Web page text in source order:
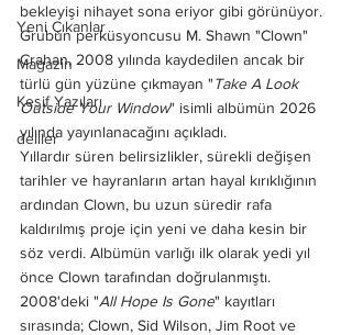
Yeni Çıkanlar
Magazin
Keşif Yazıları
deliler
bekleyişi nihayet sona eriyor gibi görünüyor.
Grubun perküsyoncusu M. Shawn "Clown"
Crahan, 2008 yılında kaydedilen ancak bir
türlü gün yüzüne çıkmayan "Take A Look
Outside Your Window" isimli albümün 2026
yılında yayınlanacağını açıkladı.
Yıllardır süren belirsizlikler, sürekli değişen
tarihler ve hayranların artan hayal kırıklığının
ardından Clown, bu uzun süredir rafa
kaldırılmış proje için yeni ve daha kesin bir
söz verdi. Albümün varlığı ilk olarak yedi yıl
önce Clown tarafından doğrulanmıştı.
2008'deki "All Hope Is Gone" kayıtları
sırasında; Clown, Sid Wilson, Jim Root ve